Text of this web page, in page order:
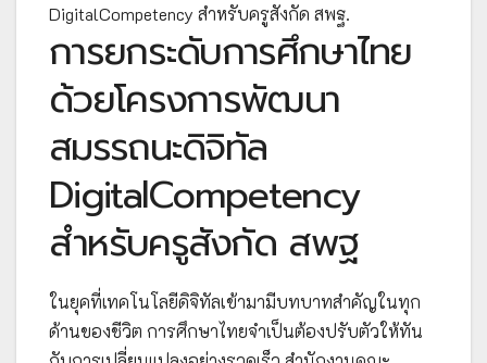
DigitalCompetency สำหรับครูสังกัด สพฐ.
การยกระดับการศึกษาไทย
ด้วยโครงการพัฒนา
สมรรถนะดิจิทัล
DigitalCompetency
สำหรับครูสังกัด สพฐ
ในยุคที่เทคโนโลยีดิจิทัลเข้ามามีบทบาทสำคัญในทุก
ด้านของชีวิต การศึกษาไทยจำเป็นต้องปรับตัวให้ทัน